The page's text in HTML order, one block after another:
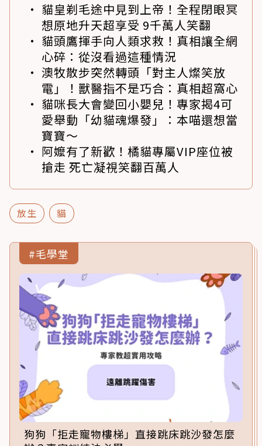
貓皇剃毛途中見到上帝！全程閉眼冥
想原地升天超享受 9千萬人笑翻
貓頭鷹揮手向人類求救！真相讓全網
心碎：從沒看過這種情況
澳牧散步突然轉頭「對主人燦笑放
電」！獸醫指不是巧合：真相超窩心
貓咪長大會變回小嬰兒！專家揭4可
愛舉動「幼貓魂爆發」：本喵還想當
寶寶～
阿嬤有了新歡！橘貓專屬VIP座位被
搶走 死亡凝視笑翻百萬人
放生 貓
#毛學堂
狗狗「拒走寵物樓梯」直接跳床跳沙發怎麼